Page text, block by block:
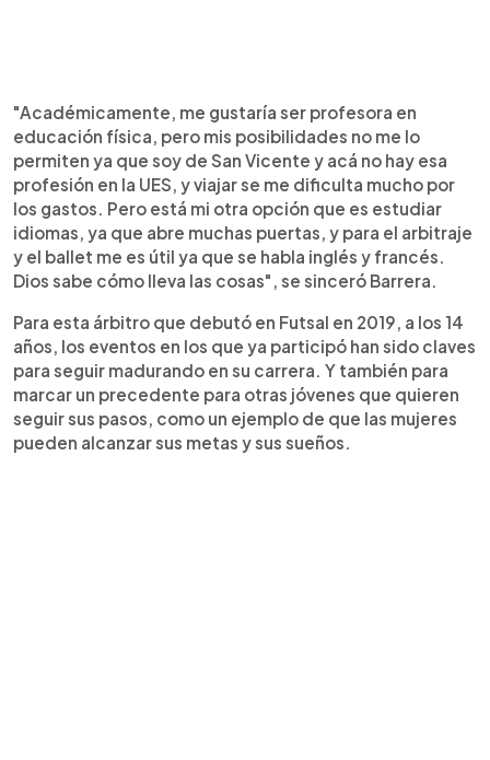
"Académicamente, me gustaría ser profesora en
educación física, pero mis posibilidades no me lo
permiten ya que soy de San Vicente y acá no hay esa
profesión en la UES, y viajar se me dificulta mucho por
los gastos. Pero está mi otra opción que es estudiar
idiomas, ya que abre muchas puertas, y para el arbitraje
y el ballet me es útil ya que se habla inglés y francés.
Dios sabe cómo lleva las cosas", se sinceró Barrera.
Para esta árbitro que debutó en Futsal en 2019, a los 14
años, los eventos en los que ya participó han sido claves
para seguir madurando en su carrera. Y también para
marcar un precedente para otras jóvenes que quieren
seguir sus pasos, como un ejemplo de que las mujeres
pueden alcanzar sus metas y sus sueños.